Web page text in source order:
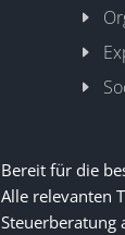
Bereit für die
Alle relevanten
Steuerberatung